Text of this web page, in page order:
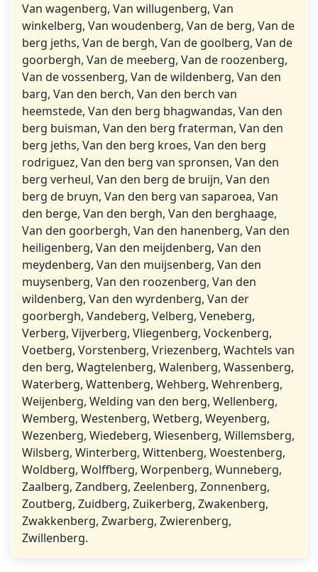
Van wagenberg, Van willugenberg, Van
winkelberg, Van woudenberg, Van de berg, Van de
berg jeths, Van de bergh, Van de goolberg, Van de
goorbergh, Van de meeberg, Van de roozenberg,
Van de vossenberg, Van de wildenberg, Van den
barg, Van den berch, Van den berch van
heemstede, Van den berg bhagwandas, Van den
berg buisman, Van den berg fraterman, Van den
berg jeths, Van den berg kroes, Van den berg
rodriguez, Van den berg van spronsen, Van den
berg verheul, Van den berg de bruijn, Van den
berg de bruyn, Van den berg van saparoea, Van
den berge, Van den bergh, Van den berghaage,
Van den goorbergh, Van den hanenberg, Van den
heiligenberg, Van den meijdenberg, Van den
meydenberg, Van den muijsenberg, Van den
muysenberg, Van den roozenberg, Van den
wildenberg, Van den wyrdenberg, Van der
goorbergh, Vandeberg, Velberg, Veneberg,
Verberg, Vijverberg, Vliegenberg, Vockenberg,
Voetberg, Vorstenberg, Vriezenberg, Wachtels van
den berg, Wagtelenberg, Walenberg, Wassenberg,
Waterberg, Wattenberg, Wehberg, Wehrenberg,
Weijenberg, Welding van den berg, Wellenberg,
Wemberg, Westenberg, Wetberg, Weyenberg,
Wezenberg, Wiedeberg, Wiesenberg, Willemsberg,
Wilsberg, Winterberg, Wittenberg, Woestenberg,
Woldberg, Wolffberg, Worpenberg, Wunneberg,
Zaalberg, Zandberg, Zeelenberg, Zonnenberg,
Zoutberg, Zuidberg, Zuikerberg, Zwakenberg,
Zwakkenberg, Zwarberg, Zwierenberg,
Zwillenberg.